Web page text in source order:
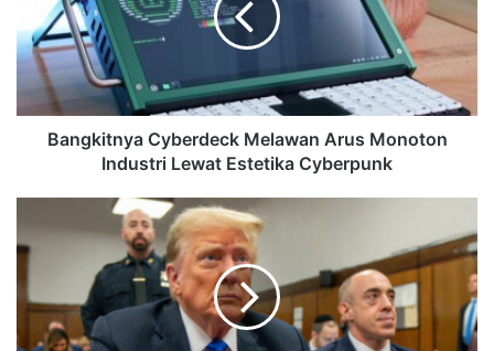
Bangkitnya Cyberdeck Melawan Arus Monoton
Industri Lewat Estetika Cyberpunk